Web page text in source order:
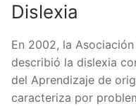
Dislexia
En 2002, la
describió la dislexia
del Aprendizaje de
caracteriza por